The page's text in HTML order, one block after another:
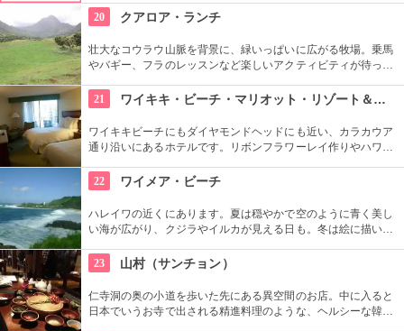
きます。日本語スタッフもいますし、送迎やランチもついてい
ます。
20 クアロア・ランチ
壮大なコウラウ山脈を背景に、緑いっぱいに広がる牧場。乗馬
やバギー、フラのレッスンなど楽しいアクティビティが待って
ック・パーク』のロケ地としても知られ、ロケ地巡りのバスも
あります。
21 ワイキキ・ビーチ・マリオット・リゾート＆スパ
ワイキキビーチにもダイヤモンドヘッドにも近い、カラカウア
通り沿いにあるホテルです。リボンフラワーレイ作りやハワイ
ワイアンキルトの巨匠が作ったキルト型も買うことができま
す。
22 ワイメア・ビーチ
ハレイワの近くにあります。夏は穏やかで空のように青く美し
い海が広がり、クジラやイルカが見える日も。冬は絵に描いた
ァーたちが集まります。夕日が絶景なことでも知られていま
す。
23 山村（サンチョン）
仁寺洞の奥の小道を歩いた先にある異空間のお店。中に入ると
日本でいうお寺で出される精進料理のような、ヘルシーな韓定